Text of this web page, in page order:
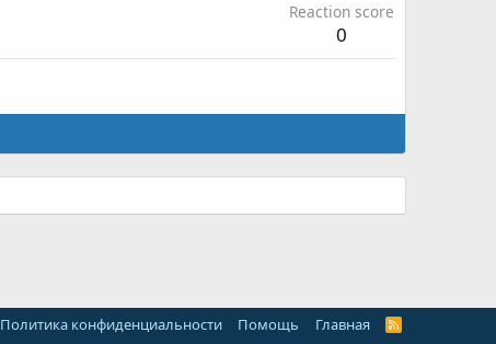
Reaction score
0
Политика конфиденциальности Помощь Главная
R